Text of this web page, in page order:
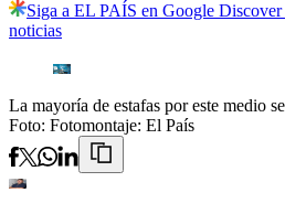
Siga a EL PAÍS en Google
noticias
La mayoría de estafas por este medio
Foto: Fotomontaje: El País